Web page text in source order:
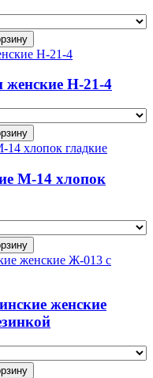
женские Н-21-4
М-14 хлопок
женские